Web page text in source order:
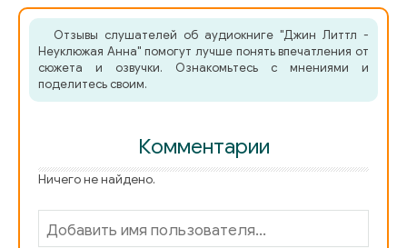
Отзывы слушателей об аудиокниге "Джин Литтл -
Неуклюжая Анна" помогут лучше понять впечатления от
сюжета и озвучки. Ознакомьтесь с мнениями и
поделитесь своим.
Комментарии
Ничего не найдено.